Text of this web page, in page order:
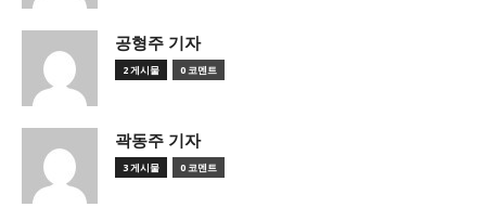
공형주 기자
2 게시물 0 코멘트
곽동주 기자
3 게시물 0 코멘트